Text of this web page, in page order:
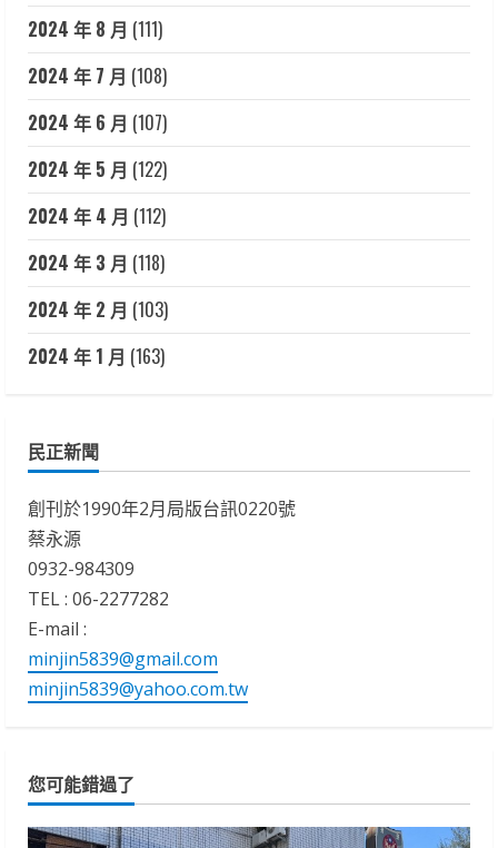
2024 年 8 月 (111)
2024 年 7 月 (108)
2024 年 6 月 (107)
2024 年 5 月 (122)
2024 年 4 月 (112)
2024 年 3 月 (118)
2024 年 2 月 (103)
2024 年 1 月 (163)
民正新聞
創刊於1990年2月局版台訊0220號
蔡永源
0932-984309
TEL : 06-2277282
E-mail :
minjin5839@gmail.com
minjin5839@yahoo.com.tw
您可能錯過了